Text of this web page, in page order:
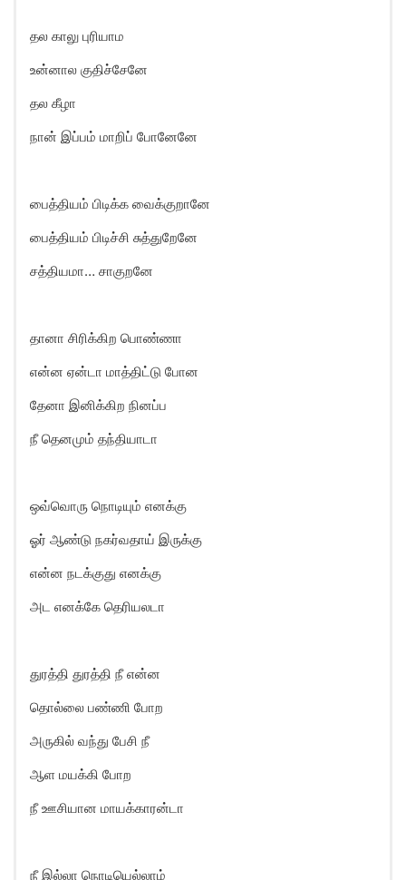
தல காலு புரியாம
உன்னால குதிச்சேனே
தல கீழா
நான் இப்பம் மாறிப் போனேனே
பைத்தியம் பிடிக்க வைக்குறானே
பைத்தியம் பிடிச்சி சுத்துறேனே
சத்தியமா… சாகுறனே
தானா சிரிக்கிற பொண்ணா
என்ன ஏன்டா மாத்திட்டு போன
தேனா இனிக்கிற நினப்ப
நீ தெனமும் தந்தியாடா
ஒவ்வொரு நொடியும் எனக்கு
ஓர் ஆண்டு நகர்வதாய் இருக்கு
என்ன நடக்குது எனக்கு
அட எனக்கே தெரியலடா
துரத்தி துரத்தி நீ என்ன
தொல்லை பண்ணி போற
அருகில் வந்து பேசி நீ
ஆள மயக்கி போற
நீ ஊசியான மாயக்காரன்டா
நீ இல்லா நொடியெல்லாம்